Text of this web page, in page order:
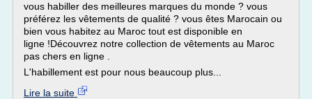
vous habiller des meilleures marques du monde ? vous
préférez les vêtements de qualité ? vous êtes Marocain ou
bien vous habitez au Maroc tout est disponible en
ligne !Découvrez notre collection de vêtements au Maroc
pas chers en ligne .
L'habillement est pour nous beaucoup plus...
Lire la suite